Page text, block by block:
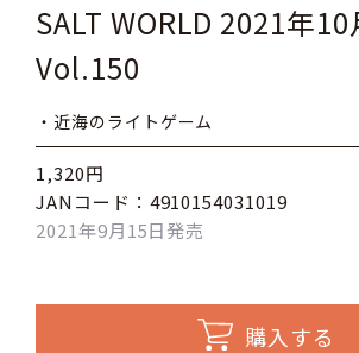
SALT WORLD 2021年10
Vol.150
・近海のライトゲーム
1,320円
JANコード：4910154031019
2021年9月15日発売
購入する